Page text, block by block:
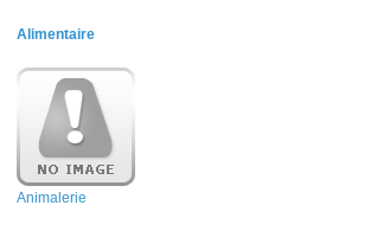
Alimentaire
Animalerie